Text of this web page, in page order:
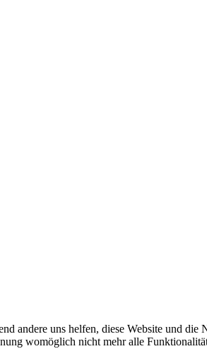
andere uns helfen, diese Website und
womöglich nicht mehr alle